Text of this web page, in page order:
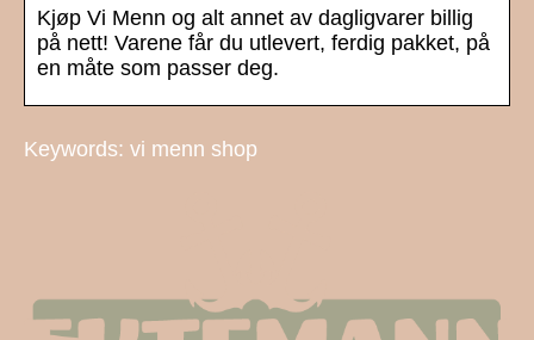
Kjøp Vi Menn og alt annet av dagligvarer billig
på nett! Varene får du utlevert, ferdig pakket, på
en måte som passer deg.
Keywords: vi menn shop